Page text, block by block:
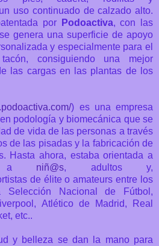
uso continuado de calzado alto.
por
Podoactiva, con las
se genera una superficie de apoyo
y especialmente para el
consiguiendo una mejor
las cargas en las plantas de los
) es una empresa
podología y biomecánica que se
de vida de las personas a través
de las pisadas y la fabricación de
Hasta ahora, estaba orientada a
a niñ@s, adultos y,
de élite o amateurs entre los
Nacional de Fútbol,
Atlético de Madrid, Real
etc..
y belleza se dan la mano para